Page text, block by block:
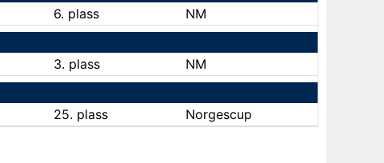
6. plass
NM
3. plass
NM
25. plass Norgescup